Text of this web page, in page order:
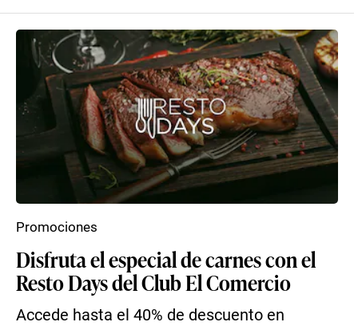
Disfruta el especial de carnes con el
Resto Days del Club El Comercio
Accede hasta el 40% de descuento en
Promociones